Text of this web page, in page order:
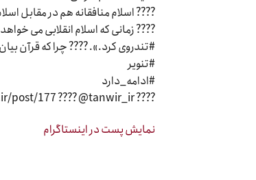
???? اسلام منافقانه هم در مقابل
???? زمانی که اسلام انقلابی می
#تندروی کرد.». ???? چرا که قرآن
#تنویر
#ادامه_دارد
???? http://panahian.ir/post/177 ???? @tanwir_ir
نمایش پست در اینستاگرام